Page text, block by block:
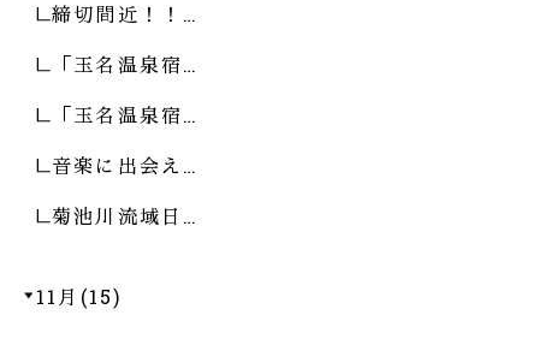
締切間近！！…
「玉名温泉宿…
「玉名温泉宿…
音楽に出会え…
菊池川流域日…
11月(15)